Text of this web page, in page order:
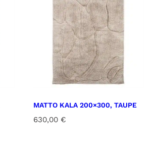
MATTO KALA 200×300, TAUPE
630,00 €